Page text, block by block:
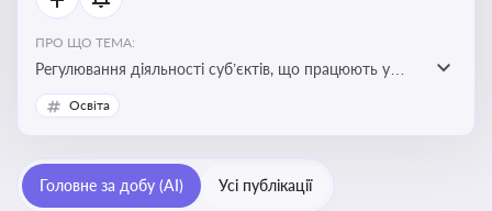
ПРО ЩО ТЕМА:
Регулювання діяльності суб’єктів, що працюють у
сфері фізичної культури та спорту, включаючи
оздоровлення населення, професійний і аматорський
потенціалу, соціального захисту та ефективної
реалізації державної політики у цій галузі
Освіта
Головне за добу (AI) Усі публікації